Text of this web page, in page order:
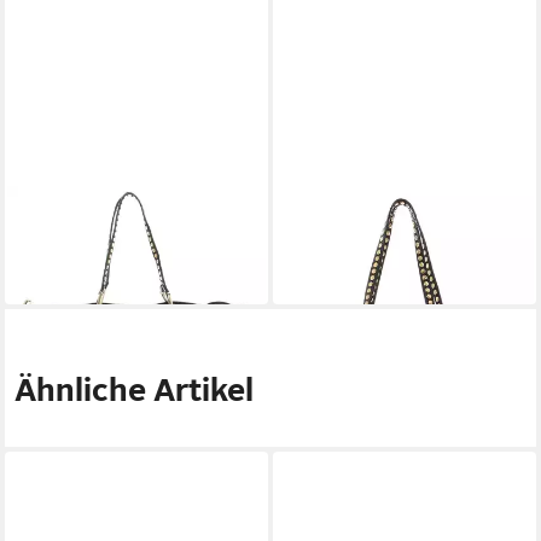
CAMPOMAGGI
in 2-3 Werktagen bei dir in 2-3 Werktagen bei dir
Ähnliche Artikel